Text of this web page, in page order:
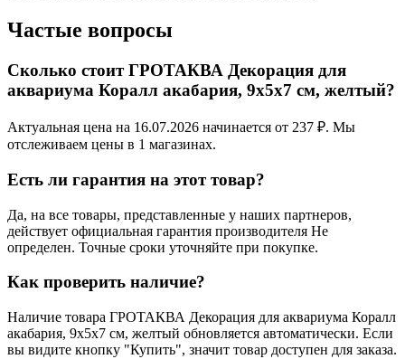
Частые вопросы
Сколько стоит ГРОТАКВА Декорация для
аквариума Коралл акабария, 9x5x7 см, желтый?
Актуальная цена на 16.07.2026 начинается от 237 ₽. Мы
отслеживаем цены в 1 магазинах.
Есть ли гарантия на этот товар?
Да, на все товары, представленные у наших партнеров,
действует официальная гарантия производителя Не
определен. Точные сроки уточняйте при покупке.
Как проверить наличие?
Наличие товара ГРОТАКВА Декорация для аквариума Коралл
акабария, 9x5x7 см, желтый обновляется автоматически. Если
вы видите кнопку "Купить", значит товар доступен для заказа.